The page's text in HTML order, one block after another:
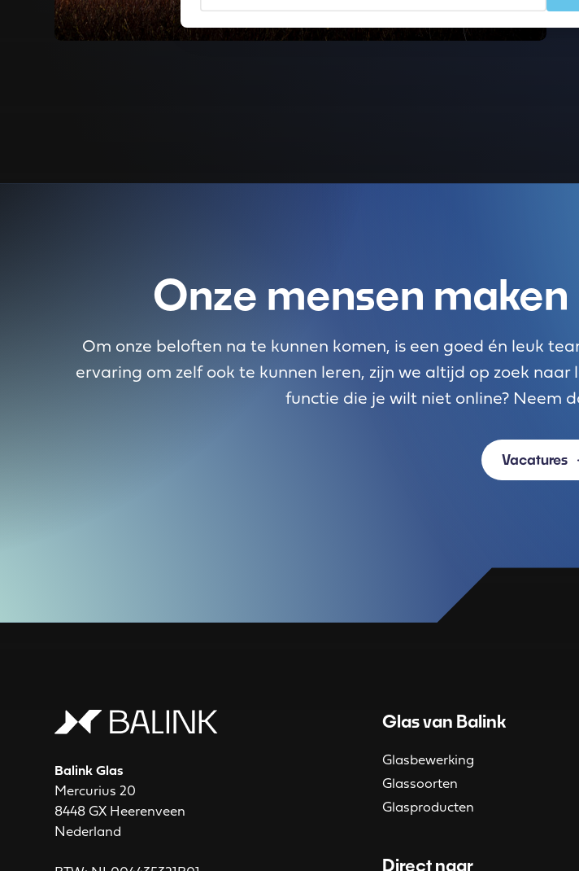
Onze mensen
Om onze beloften na te kunnen komen, is een goed én leuk
ervaring om zelf ook te kunnen leren, zijn we altijd op zoek
functie die je wilt niet online? Neem
Vacatures
Balink Glas
Mercurius 20
8448 GX Heerenveen
Nederland
Glas van Balink
Glasbewerking
Glassoorten
Glasproducten
Direct naar